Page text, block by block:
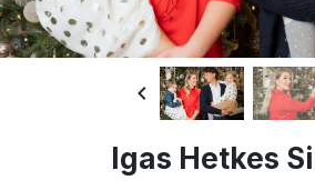
Igas Hetkes